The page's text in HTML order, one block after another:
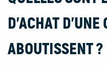
D’ACHAT D’UNE
ABOUTISSENT ?